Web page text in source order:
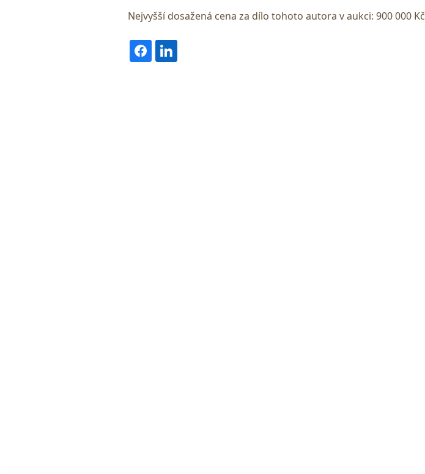
Nejvyšší dosažená cena za dílo tohoto autora v aukci: 900 000 Kč